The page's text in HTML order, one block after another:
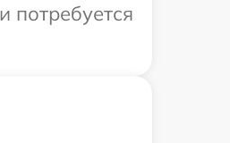
потребуется